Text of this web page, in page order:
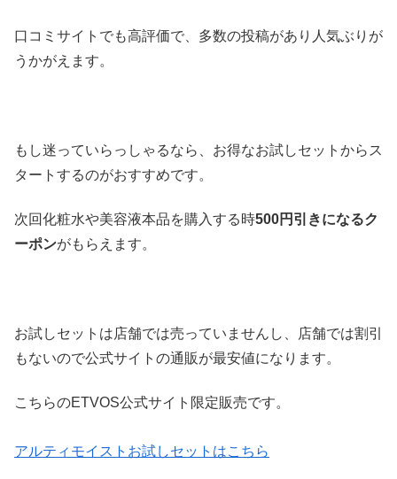
口コミサイトでも高評価で、多数の投稿があり人気ぶりが
うかがえます。
もし迷っていらっしゃるなら、お得なお試しセットからス
タートするのがおすすめです。
次回化粧水や美容液本品を購入する時500円引きになるク
ーポンがもらえます。
お試しセットは店舗では売っていませんし、店舗では割引
もないので公式サイトの通販が最安値になります。
こちらのETVOS公式サイト限定販売です。
アルティモイストお試しセットはこちら